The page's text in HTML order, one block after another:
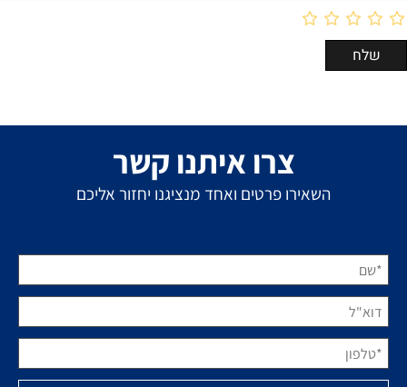
צרו איתנו קשר
השאירו פרטים ואחד מנציגנו יחזור אליכם